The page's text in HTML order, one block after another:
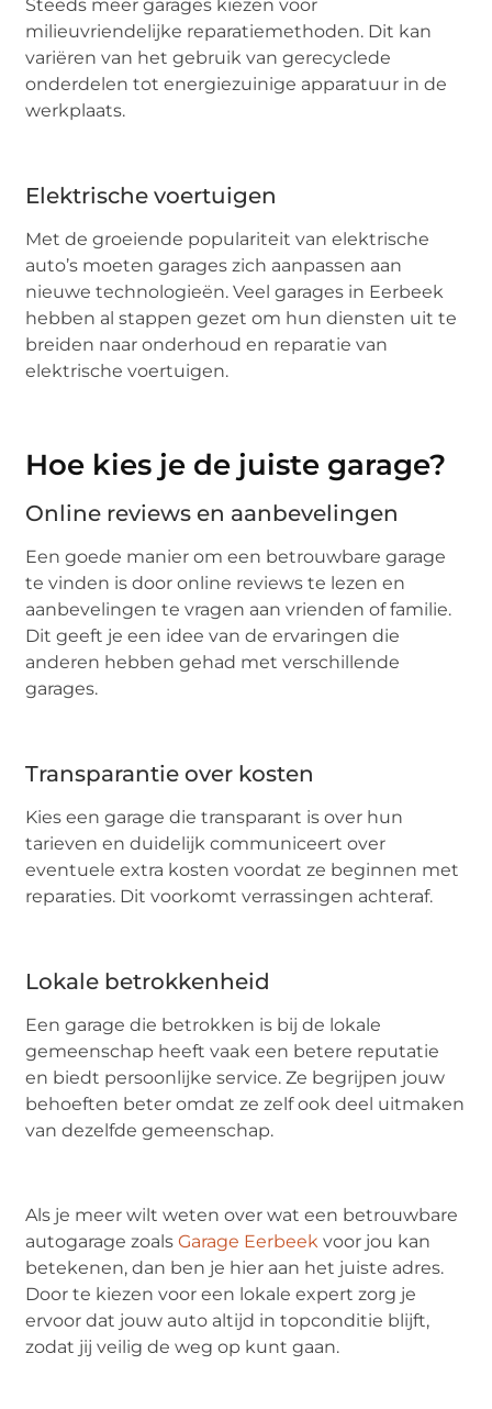
Steeds meer garages kiezen voor
milieuvriendelijke reparatiemethoden. Dit kan
variëren van het gebruik van gerecyclede
onderdelen tot energiezuinige apparatuur in de
werkplaats.
Elektrische voertuigen
Met de groeiende populariteit van elektrische
auto’s moeten garages zich aanpassen aan
nieuwe technologieën. Veel garages in Eerbeek
hebben al stappen gezet om hun diensten uit te
breiden naar onderhoud en reparatie van
elektrische voertuigen.
Hoe kies je de juiste garage?
Online reviews en aanbevelingen
Een goede manier om een betrouwbare garage
te vinden is door online reviews te lezen en
aanbevelingen te vragen aan vrienden of familie.
Dit geeft je een idee van de ervaringen die
anderen hebben gehad met verschillende
garages.
Transparantie over kosten
Kies een garage die transparant is over hun
tarieven en duidelijk communiceert over
eventuele extra kosten voordat ze beginnen met
reparaties. Dit voorkomt verrassingen achteraf.
Lokale betrokkenheid
Een garage die betrokken is bij de lokale
gemeenschap heeft vaak een betere reputatie
en biedt persoonlijke service. Ze begrijpen jouw
behoeften beter omdat ze zelf ook deel uitmaken
van dezelfde gemeenschap.
Als je meer wilt weten over wat een betrouwbare
autogarage zoalsGarage Eerbeek voor jou kan
betekenen, dan ben je hier aan het juiste adres.
Door te kiezen voor een lokale expert zorg je
ervoor dat jouw auto altijd in topconditie blijft,
zodat jij veilig de weg op kunt gaan.